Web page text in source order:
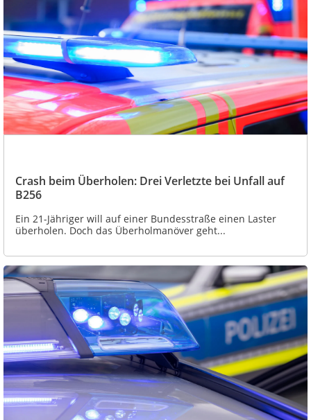
Crash beim Überholen: Drei Verletzte bei Unfall auf
B256
Ein 21-Jähriger will auf einer Bundesstraße einen Laster
überholen. Doch das Überholmanöver geht...